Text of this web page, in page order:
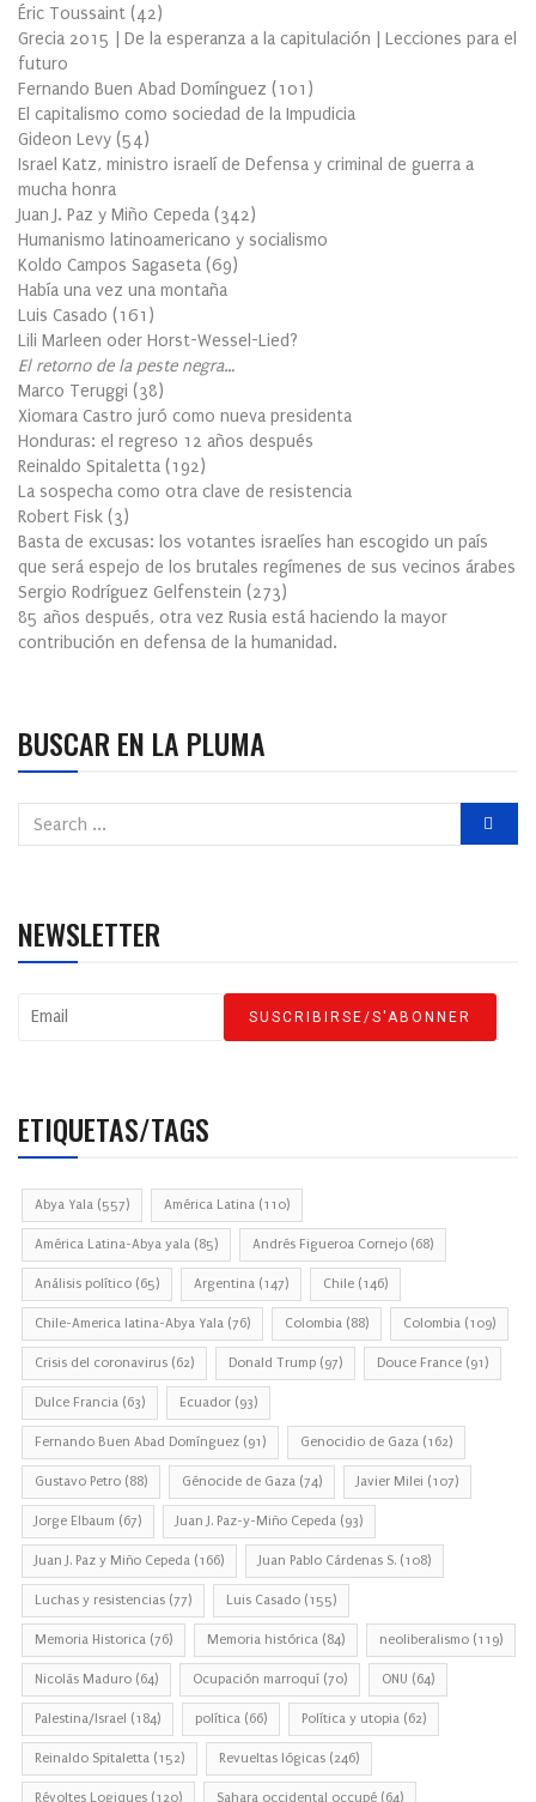
Éric Toussaint (42)
Grecia 2015 | De la esperanza a la capitulación | Lecciones para el
futuro
Fernando Buen Abad Domínguez (101 )
El capitalismo como sociedad de la Impudicia
Gideon Levy (54)
Israel Katz, ministro israelí de Defensa y criminal de guerra a
mucha honra
Juan J. Paz y Miño Cepeda (342)
Humanismo latinoamericano y socialismo
Koldo Campos Sagaseta (69)
Había una vez una montaña
Luis Casado (161 )
Lili Marleen oder Horst-Wessel-Lied?
El retorno de la peste negra…
Marco Teruggi (38)
Xiomara Castro juró como nueva presidenta
Honduras: el regreso 12 años después
Reinaldo Spitaletta (192)
La sospecha como otra clave de resistencia
Robert Fisk (3)
Basta de excusas: los votantes israelíes han escogido un país
que será espejo de los brutales regímenes de sus vecinos árabes
Sergio Rodríguez Gelfenstein (273)
85 años después, otra vez Rusia está haciendo la mayor
contribución en defensa de la humanidad.
BUSCAR EN LA PLUMA
NEWSLETTER
ETIQUETAS/TAGS
Abya Yala (557) América Latina (110)
América Latina-Abya yala (85) Andrés Figueroa Cornejo (68)
Análisis político (65) Argentina (147) Chile (146)
Chile-America latina-Abya Yala (76) Colombia (88) Colombia (109)
Crisis del coronavirus (62) Donald Trump (97) Douce France (91)
Dulce Francia (63) Ecuador (93)
Fernando Buen Abad Domínguez (91) Genocidio de Gaza (162)
Gustavo Petro (88) Génocide de Gaza (74) Javier Milei (107)
Jorge Elbaum (67) Juan J. Paz-y-Miño Cepeda (93)
Juan J. Paz y Miño Cepeda (166) Juan Pablo Cárdenas S. (108)
Luchas y resistencias (77) Luis Casado (155)
Memoria Historica (76) Memoria histórica (84) neoliberalismo (119)
Nicolás Maduro (64) Ocupación marroquí (70) ONU (64)
Palestina/Israel (184) política (66) Política y utopia (62)
Reinaldo Spitaletta (152) Revueltas lógicas (246)
Révoltes Logiques (120) Sahara occidental occupé (64)